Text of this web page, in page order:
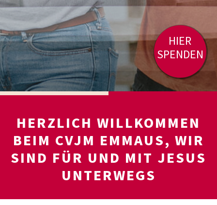
HIER
SPENDEN
HERZLICH WILLKOMMEN
BEIM CVJM EMMAUS, WIR
SIND FÜR UND MIT JESUS
UNTERWEGS